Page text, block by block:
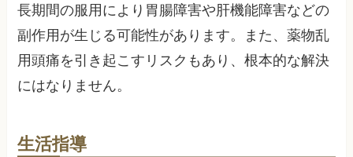
長期間の服用により胃腸障害や肝機能障害などの
副作用が生じる可能性があります。また、薬物乱
用頭痛を引き起こすリスクもあり、根本的な解決
にはなりません。
生活指導